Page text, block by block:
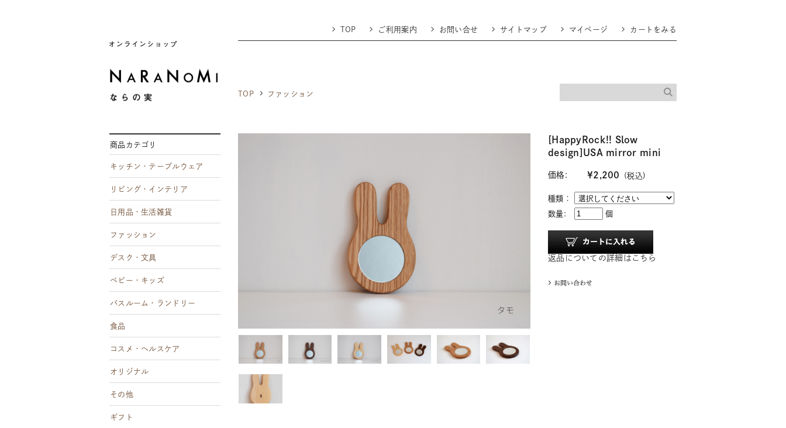
TOP ご利用案内 お問い合せ サイトマップ マイページ カートをみる
TOP ファッション
[HappyRock!! Slow
design]USA mirror mini
価格: ¥2,200 (税込)
種類：
数量:
個
返品についての詳細はこちら
商品カテゴリ
キッチン・テーブルウェア
リビング・インテリア
日用品・生活雑貨
ファッション
デスク・文具
ベビー・キッズ
バスルーム・ランドリー
食品
コスメ・ヘルスケア
オリジナル
その他
ギフト